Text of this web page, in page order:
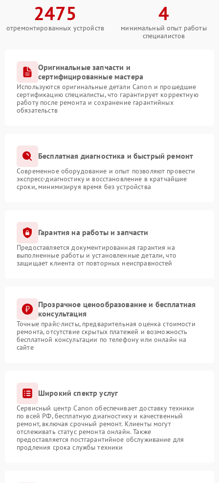
2475
отремонтированных устройств
4
минимальный опыт работы
специалистов
Оригинальные запчасти и
сертифицированные мастера
Используются оригинальные детали Canon и прошедшие
сертификацию специалисты, что гарантирует корректную
работу после ремонта и сохранение гарантийных
обязательств
Бесплатная диагностика и быстрый ремонт
Современное оборудование и опыт позволяют провести
экспресс-диагностику и восстановление в кратчайшие
сроки, минимизируя время без устройства
Гарантия на работы и запчасти
Предоставляется документированная гарантия на
выполненные работы и установленные детали, что
защищает клиента от повторных неисправностей
Прозрачное ценообразование и бесплатная
консультация
Точные прайс-листы, предварительная оценка стоимости
ремонта, отсутствие скрытых платежей и возможность
бесплатной консультации по телефону или онлайн на
сайте
Широкий спектр услуг
Сервисный центр Canon обеспечивает доставку техники
по всей РФ, бесплатную диагностику и качественный
ремонт, включая срочный ремонт. Клиенты могут
отслеживать статус ремонта онлайн. Также
предоставляется постгарантийное обслуживание для
продления срока службы техники